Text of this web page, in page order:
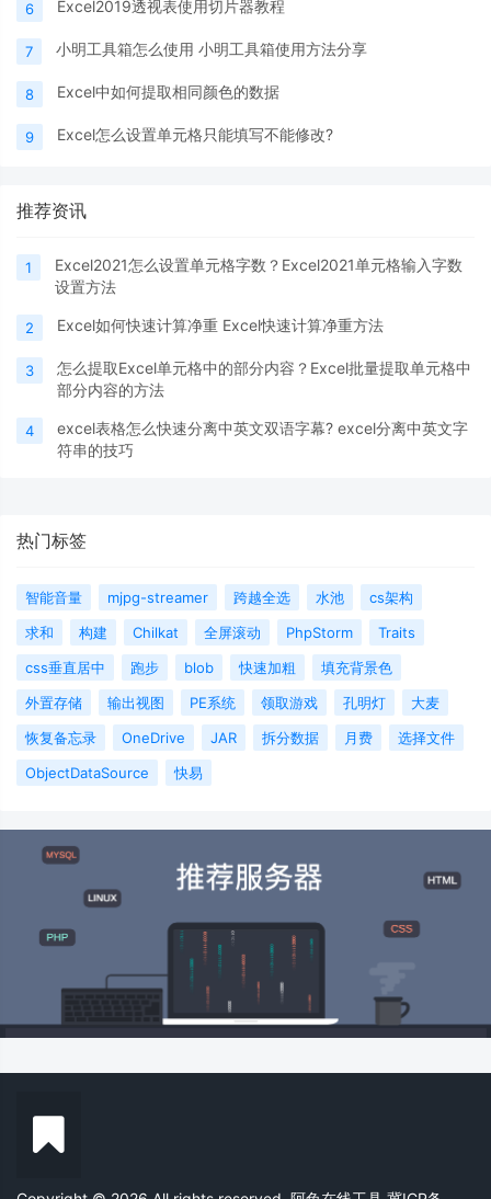
6 Excel2019透视表使用切片器教程
7 小明工具箱怎么使用 小明工具箱使用方法分享
8 Excel中如何提取相同颜色的数据
9 Excel怎么设置单元格只能填写不能修改?
推荐资讯
1
Excel2021怎么设置单元格字数？Excel2021单元格输入字数
设置方法
2 Excel如何快速计算净重 Excel快速计算净重方法
3
怎么提取Excel单元格中的部分内容？Excel批量提取单元格中
部分内容的方法
4
excel表格怎么快速分离中英文双语字幕? excel分离中英文字
符串的技巧
热门标签
智能音量 mjpg-streamer 跨越全选 水池
cs架构
求和
构建 Chilkat 全屏滚动 PhpStorm
Traits
css垂直居中
跑步 blob 快速加粗
填充背景色
外置存储
输出视图 PE系统 领取游戏 孔明灯
大麦
恢复备忘录
OneDrive JAR 拆分数据 月费
选择文件
ObjectDataSource
快易